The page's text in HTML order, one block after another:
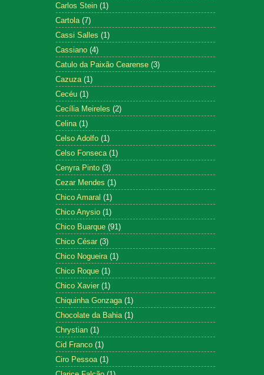
Carlos Stein (1)
Cartola (7)
Cassi Salles (1)
Cassiano (4)
Catulo da Paixão Cearense (3)
Cazuza (1)
Cecéu (1)
Cecília Meireles (2)
Celina (1)
Celso Adolfo (1)
Celso Fonseca (1)
Cenyra Pinto (3)
Cezar Mendes (1)
Chico Amaral (1)
Chico Anysio (1)
Chico Buarque (91)
Chico César (3)
Chico Nogueira (1)
Chico Roque (1)
Chico Xavier (1)
Chiquinha Gonzaga (1)
Chocolate da Bahia (1)
Chrystian (1)
Cid Franco (1)
Ciro Pessoa (1)